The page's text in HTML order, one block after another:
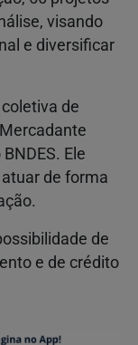
visando
e diversificar
de
Ele
de forma
de
e de crédito